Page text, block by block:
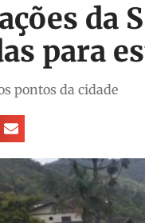
da
para
pontos da cidade